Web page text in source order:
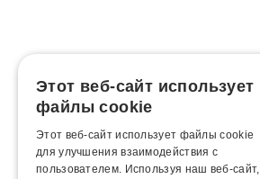
Этот веб-сайт использует
файлы cookie
Этот веб-сайт использует файлы cookie
для улучшения взаимодействия с
пользователем. Используя наш веб-сайт,